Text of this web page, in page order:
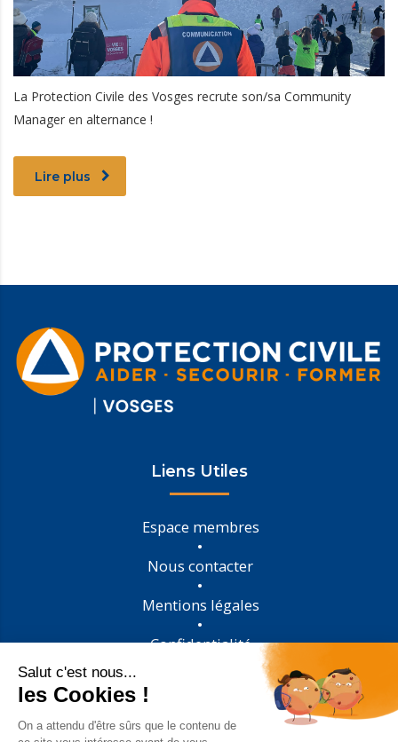
La Protection Civile des Vosges recrute son/sa Community
Manager en alternance !
Lire plus
Liens Utiles
Espace membres
Nous contacter
Mentions légales
Confidentialité
Suivez-nous sur Facebook